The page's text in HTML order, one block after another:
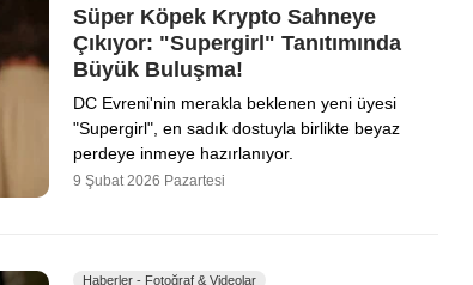
Süper Köpek Krypto Sahneye
Çıkıyor: "Supergirl" Tanıtımında
Büyük Buluşma!
DC Evreni'nin merakla beklenen yeni üyesi
"Supergirl", en sadık dostuyla birlikte beyaz
perdeye inmeye hazırlanıyor.
9 Şubat 2026 Pazartesi
Haberler - Fotoğraf & Videolar